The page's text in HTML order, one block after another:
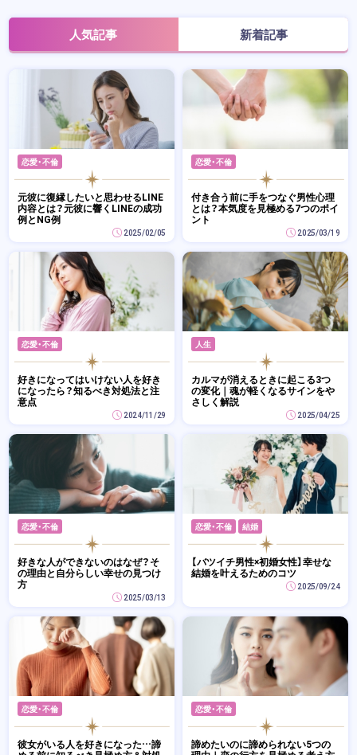
人気記事 新着記事
恋愛・不倫
元彼に復縁したいと思わせるLINE
内容とは？元彼に響くLINEの成功
例とNG例
2025/02/05
恋愛・不倫
付き合う前に手をつなぐ男性心理
とは？本気度を見極める7つのポイ
ント
2025/03/19
恋愛・不倫
好きになってはいけない人を好き
になったら？知るべき対処法と注
意点
2024/11/29
人生
カルマが消えるときに起こる3つ
の変化｜魂が軽くなるサインをや
さしく解説
2025/04/25
恋愛・不倫
好きな人ができないのはなぜ？そ
の理由と自分らしい幸せの見つけ
方
2025/03/13
恋愛・不倫 結婚
【バツイチ男性×初婚女性】幸せな
結婚を叶えるためのコツ
2025/09/24
恋愛・不倫
彼女がいる人を好きになった…諦
恋愛・不倫
諦めたいのに諦められない5つの